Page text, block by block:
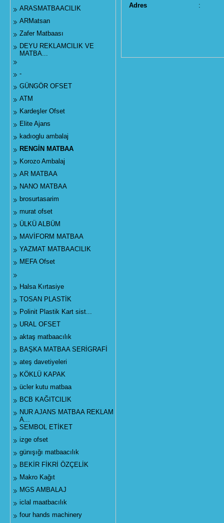
ARASMATBAACILIK
ARMatsan
Zafer Matbaası
DEYU REKLAMCILIK VE
MATBA...
-
GÜNGÖR OFSET
ATM
Kardeşler Ofset
Elite Ajans
kadıoglu ambalaj
RENGİN MATBAA
Korozo Ambalaj
AR MATBAA
NANO MATBAA
brosurtasarim
murat ofset
ÜLKÜ ALBÜM
MAVİFORM MATBAA
YAZMAT MATBAACILIK
MEFA Ofset
Halsa Kırtasiye
TOSAN PLASTİK
Polinit Plastik Kart sist...
URAL OFSET
aktaş matbaacılık
BAŞKA MATBAA SERİGRAFİ
ateş davetiyeleri
KÖKLÜ KAPAK
ücler kutu matbaa
BCB KAĞITCILIK
NUR AJANS MATBAA REKLAM
A...
SEMBOL ETİKET
izge ofset
günışığı matbaacılık
BEKİR FİKRİ ÖZÇELİK
Makro Kağıt
MGS AMBALAJ
iclal maatbacılık
four hands machinery
Adres :